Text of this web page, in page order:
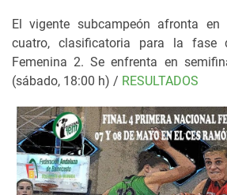
El vigente subcampeón afronta
cuatro, clasificatoria para la fase
Femenina 2.Se enfrenta en
(sábado, 18:00 h) / RESULTADOS